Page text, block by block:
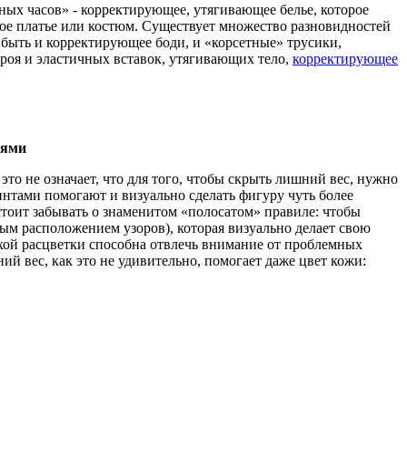
часов» - корректирующее, утягивающее белье, которое
платье или костюм. Существует множество разновидностей
и корректирующее боди, и «корсетные» трусики,
и эластичных вставок, утягивающих тело, корректирующее
не означает, что для того, чтобы скрыть лишний вес, нужно
помогают и визуально сделать фигуру чуть более
забывать о знаменитом «полосатом» правиле: чтобы
расположением узоров), которая визуально делает свою
расцветки способна отвлечь внимание от проблемных
вес, как это не удивительно, помогает даже цвет кожи: